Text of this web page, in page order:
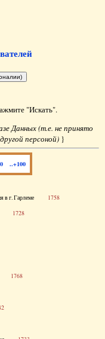
"Искать".
Данных (т.е. не принято
персоной) }
..+100
в г. Гарлеме 1758
1728
1768